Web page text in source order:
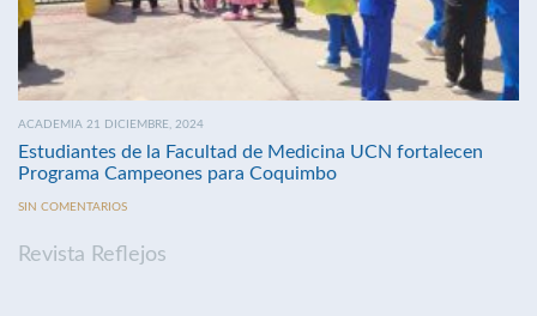
ACADEMIA 21 DICIEMBRE, 2024
Estudiantes de la Facultad de Medicina UCN fortalecen
Programa Campeones para Coquimbo
SIN COMENTARIOS
Revista Reflejos